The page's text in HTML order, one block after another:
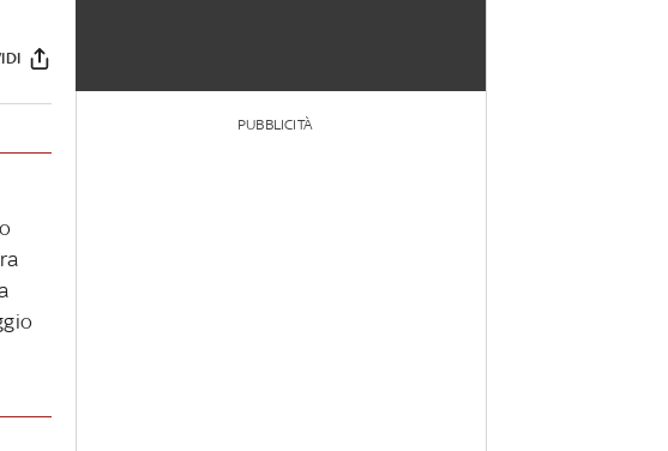
PUBBLICITÀ